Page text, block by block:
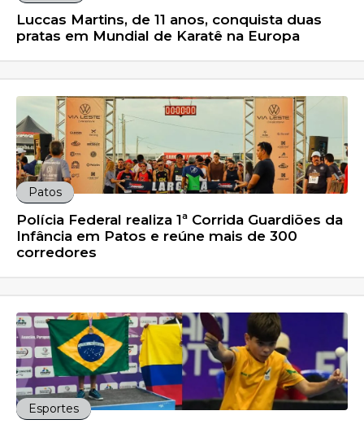
Luccas Martins, de 11 anos, conquista duas
pratas em Mundial de Karatê na Europa
Patos
Polícia Federal realiza 1ª Corrida Guardiões da
Infância em Patos e reúne mais de 300
corredores
Esportes